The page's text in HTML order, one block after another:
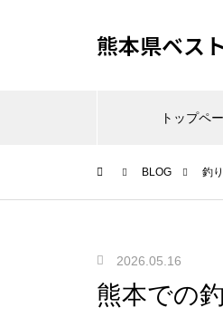
熊本県ベス
トップペ
BLOG 釣り
2026.05.16
熊本での